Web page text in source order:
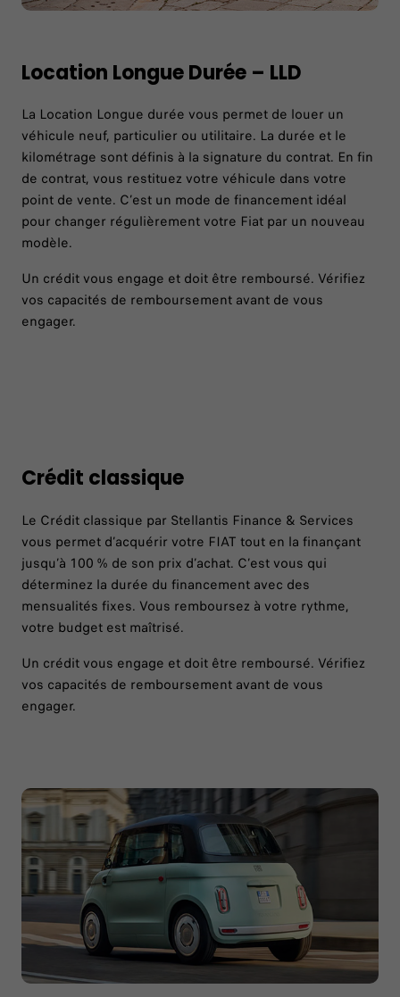
Location Longue Durée – LLD
La Location Longue durée vous permet de louer un
véhicule neuf, particulier ou utilitaire. La durée et le
kilométrage sont définis à la signature du contrat. En fin
de contrat, vous restituez votre véhicule dans votre
point de vente. C’est un mode de financement idéal
pour changer régulièrement votre Fiat par un nouveau
modèle.
Un crédit vous engage et doit être remboursé. Vérifiez
vos capacités de remboursement avant de vous
engager.
Crédit classique
Le Crédit classique par Stellantis Finance & Services
vous permet d’acquérir votre FIAT tout en la finançant
jusqu’à 100 % de son prix d’achat. C’est vous qui
déterminez la durée du financement avec des
mensualités fixes. Vous remboursez à votre rythme,
votre budget est maîtrisé. ​
Un crédit vous engage et doit être remboursé. Vérifiez
vos capacités de remboursement avant de vous
engager.